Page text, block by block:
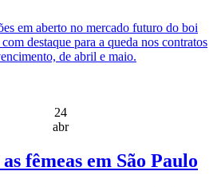
em aberto no mercado futuro do boi
destaque para a queda nos contratos
de abril e maio.
24
abr
fêmeas em São Paulo